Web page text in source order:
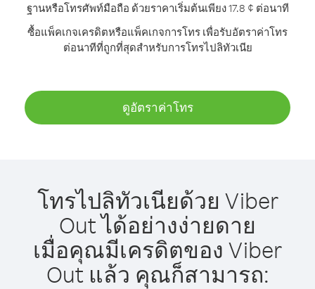
ฐานหรือโทรศัพท์มือถือ ด้วยราคาเริ่มต้นเพียง 17.8 ¢ ต่อนาที
ซื้อแพ็คเกจเครดิตหรือแพ็คเกจการโทร เพื่อรับอัตราค่าโทร
ต่อนาทีที่ถูกที่สุดสำหรับการโทรไปลิทัวเนีย
ดูอัตราค่าโทร
โทรไปลิทัวเนียด้วย Viber
Out ได้อย่างง่ายดาย
เมื่อคุณมีเครดิตของ Viber
Out แล้ว คุณก็สามารถ: